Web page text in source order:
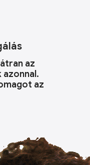
az
azonnal.
az